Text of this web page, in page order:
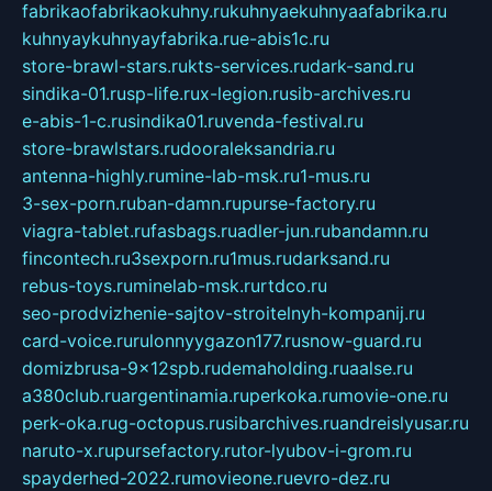
fabrikaofabrikaokuhny.rukuhnyaekuhnyaafabrika.ru
kuhnyaykuhnyayfabrika.rue-abis1c.ru
store-brawl-stars.rukts-services.rudark-sand.ru
sindika-01.rusp-life.rux-legion.rusib-archives.ru
e-abis-1-c.rusindika01.ruvenda-festival.ru
store-brawlstars.rudooraleksandria.ru
antenna-highly.rumine-lab-msk.ru1-mus.ru
3-sex-porn.ruban-damn.rupurse-factory.ru
viagra-tablet.rufasbags.ruadler-jun.rubandamn.ru
fincontech.ru3sexporn.ru1mus.rudarksand.ru
rebus-toys.ruminelab-msk.rurtdco.ru
seo-prodvizhenie-sajtov-stroitelnyh-kompanij.ru
card-voice.rurulonnyygazon177.rusnow-guard.ru
domizbrusa-9x12spb.rudemaholding.ruaalse.ru
a380club.ruargentinamia.ruperkoka.rumovie-one.ru
perk-oka.rug-octopus.rusibarchives.ruandreislyusar.ru
naruto-x.rupursefactory.rutor-lyubov-i-grom.ru
spayderhed-2022.rumovieone.ruevro-dez.ru